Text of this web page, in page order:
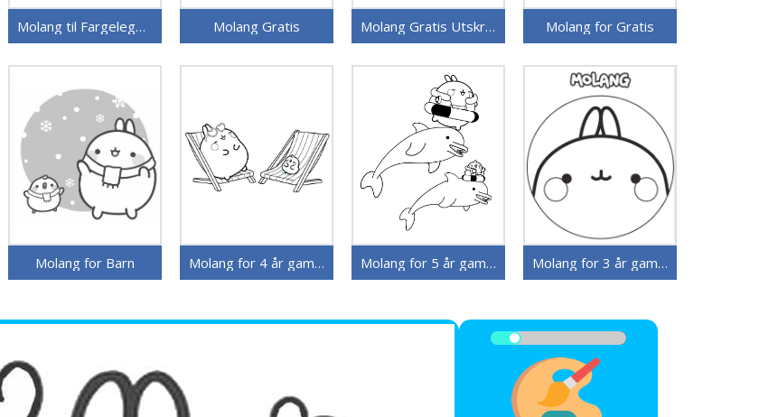
Molang til Fargelegging Molang Gratis Molang Gratis Utskrivbar Molang for Gratis
Molang for Barn Molang for 4 år gamle Barn Molang for 5 år gamle Barn Molang for 3 år gamle Barn